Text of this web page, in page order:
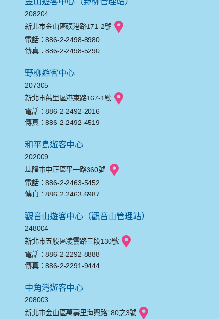
208204
新北市金山區磺港路171-2號
電話：886-2-2498-8980
傳真：886-2-2498-5290
野柳遊客中心
207305
新北市萬里區港東路167-1號
電話：886-2-2492-2016
傳真：886-2-2492-4519
和平島遊客中心
202009
基隆市中正區平一路360號
電話：886-2-2463-5452
傳真：886-2-2463-6987
觀音山遊客中心（觀音山管理站）
248004
新北市五股區凌雲路三段130號
電話：886-2-2292-8888
傳真：886-2-2291-9444
中角灣遊客中心
208003
新北市金山區萬壽里海興路180之3號